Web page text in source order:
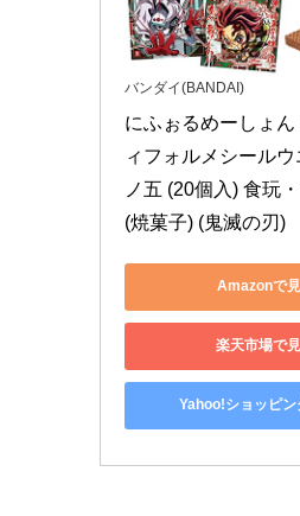
バンダイ(BANDAI)
にふぉるめーしょ
ィフォルメシール
ノ五 (20個入) 食玩
(焼菓子) (鬼滅の刃)
Amazonで
楽天市場で
Yahoo!ショッピン